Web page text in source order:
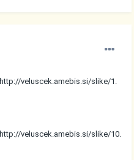
http://veluscek.amebis.si/slike/1.
http://veluscek.amebis.si/slike/10.